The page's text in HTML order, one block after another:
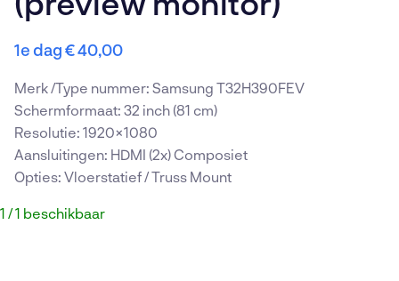
Nieuws en Blogs
Werken bij
Vacatures
Transportcentrum 3(D), Beugen
(Boxmeer)
085 246 5650
info@avir.nl
KvK: 86863398
1e dag€40,00
Merk /Type nummer: Samsung T32H390FEV
Schermformaat: 32 inch (81 cm)
Resolutie: 1920×1080
Aansluitingen: HDMI (2x) Composiet
Opties: Vloerstatief / Truss Mount
1 / 1 beschikbaar